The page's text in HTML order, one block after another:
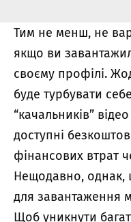
Тим не менш, не
якщо ви
своєму профілі.
буде турбувати
“качальників”
доступні
фінансових втрат
Нещодавно, однак,
для завантаження
Щоб уникнути